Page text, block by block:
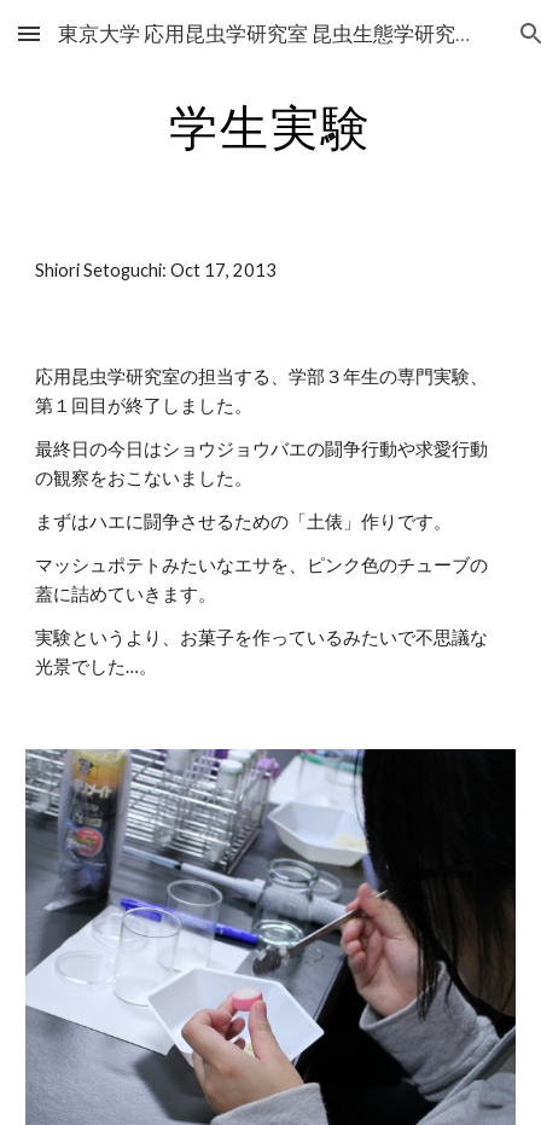
Skip to main content Skip to navigation
東京大学 応用昆虫学研究室 昆虫生態学研究グループ
学生実験
Shiori Setoguchi: Oct 17, 2013
応用昆虫学研究室の担当する、学部３年生の専門実験、
第１回目が終了しました。
最終日の今日はショウジョウバエの闘争行動や求愛行動
の観察をおこないました。
まずはハエに闘争させるための「土俵」作りです。
マッシュポテトみたいなエサを、ピンク色のチューブの
蓋に詰めていきます。
実験というより、お菓子を作っているみたいで不思議な
光景でした…。